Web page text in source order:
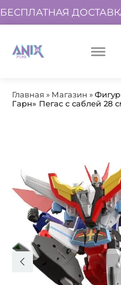
БЕСПЛАТНАЯ
Главная » Магазин »
Гарн» Пегас с саблей 28